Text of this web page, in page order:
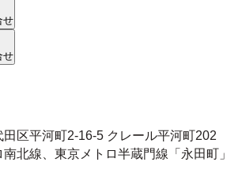
せ
せ
田区平河町2-16-5 クレール平河町202
北線、東京メトロ半蔵門線「永田町」